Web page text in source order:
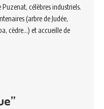
célèbres industriels.
(arbre de Judée,
cèdre…) et accueille de